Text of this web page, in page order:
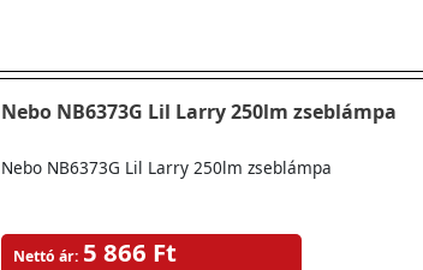
Nebo NB6373G Lil Larry 250lm zseblámpa
Nebo NB6373G Lil Larry 250lm zseblámpa
Nettó ár: 5 866 Ft